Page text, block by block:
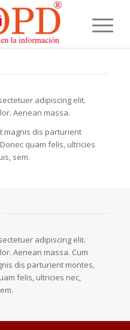
adipiscing elit.
Aenean massa.
magnis dis parturient
quam felis, ultricies
sem.
adipiscing elit.
Aenean massa. Cum
dis parturient montes,
felis, ultricies nec,